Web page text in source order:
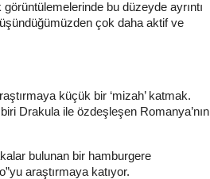
bu düzeyde ayrıntı
çok daha aktif ve
küçük bir ‘mizah’ katmak.
Drakula ile özdeşleşen Romanya’nın
bulunan bir hamburgere
araştırmaya katıyor.